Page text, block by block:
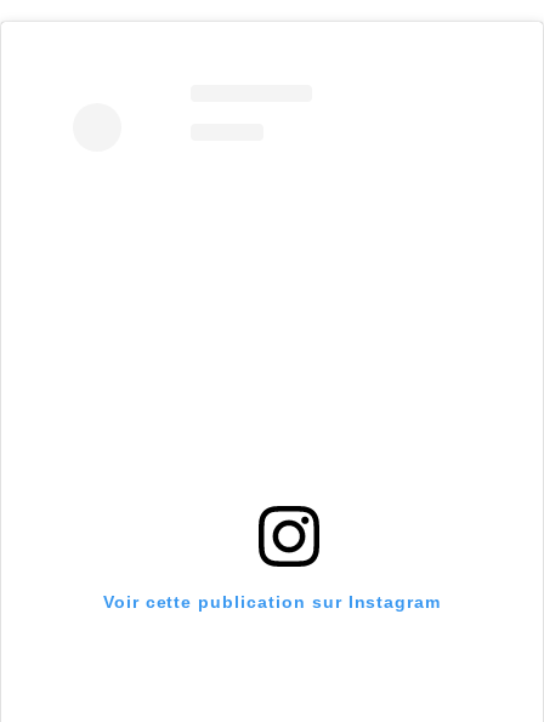
Voir cette publication sur Instagram